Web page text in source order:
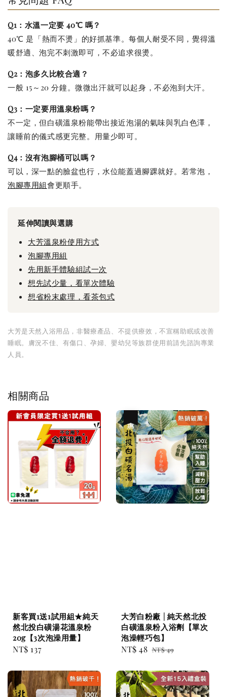
Q1：水溫一定要 40℃ 嗎？
40℃ 是「熱而不燙」的好抓基準。每個人耐受不同，覺得溫
暖舒適、泡完不刺激即可，不必追求很燙。
Q2：泡多久比較合適？
一般 15～20 分鐘。微微出汗就可以起身，不必泡到大汗。
Q3：一定要用溫泉粉嗎？
不一定，但白磺溫泉粉能帶出接近泡湯的氣味與乳白色澤，
讓睡前的儀式感更完整。用量少即可。
Q4：沒有泡腳桶可以嗎？
可以，深一點的臉盆也行，水位能蓋過腳踝就好。若常泡，
泡腳專用組會更順手。
延伸閱讀與選購
大芳溫泉粉使用方式
泡腳專用組
先用新手體驗組試一次
想先試少量，看單次體驗
想省粉末處理，看茶包式
大芳是天然入浴用品，非醫療產品、不提供療效，不宣稱助眠或改善
睡眠。膚況不佳、有傷口、孕婦、嬰幼兒等族群使用前請先諮詢專業
人員。
相關商品
新客買1送1試用組★純天
然北投白磺湯花溫泉粉
20g【3次泡澡用量】
Regular
NT$ 137
大芳白粉廠 | 純天然北投
白磺溫泉粉入浴劑【單次
泡澡輕巧包】
Sale
NT$ 48 Regular
NT$ 49